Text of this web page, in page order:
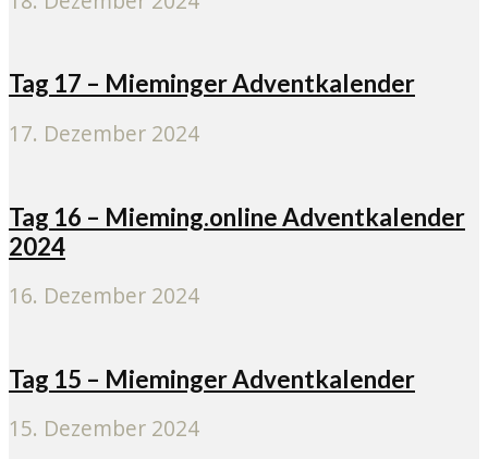
Tag 17 – Mieminger Adventkalender
17. Dezember 2024
Tag 16 – Mieming.online Adventkalender
2024
16. Dezember 2024
Tag 15 – Mieminger Adventkalender
15. Dezember 2024